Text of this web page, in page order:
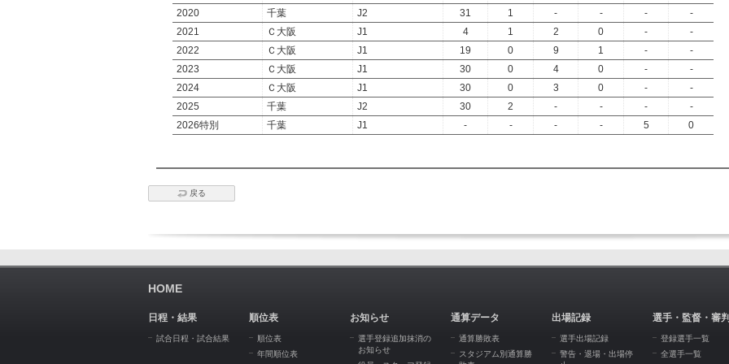
2020 千葉 J2 31 1 - - -
-
2021
Ｃ大阪 J1 4 1 2 0 -
-
2022
Ｃ大阪 J1 19 0 9 1 -
-
2023
Ｃ大阪 J1 30 0 4 0 -
-
2024
Ｃ大阪 J1 30 0 3 0 -
-
2025
千葉 J2 30 2 - - -
-
2026特別
千葉 J1 - - - - 5 0
戻る
HOME
日程・結果
試合日程・試合結果
順位表
順位表
年間順位表
お知らせ
選手登録追加抹消の
お知らせ
通算データ
通算勝敗表
スタジアム別通算勝
出場記録
選手出場記録
警告・退場・出場停
選手・監督・審
登録選手一覧
全選手一覧